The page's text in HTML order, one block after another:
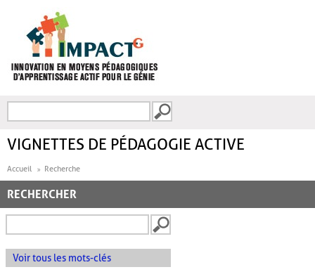
FORMULAIRE DE
VIGNETTES DE PÉDAGOGIE ACTIVE
Accueil Recherche
RECHERCHER
Voir tous les mots-clés